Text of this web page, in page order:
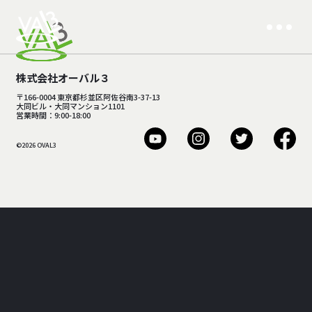
株式会社オーバル３
〒166-0004 東京都杉並区阿佐谷南3-37-13
大同ビル・大同マンション1101
営業時間：9:00-18:00
©2026 OVAL3